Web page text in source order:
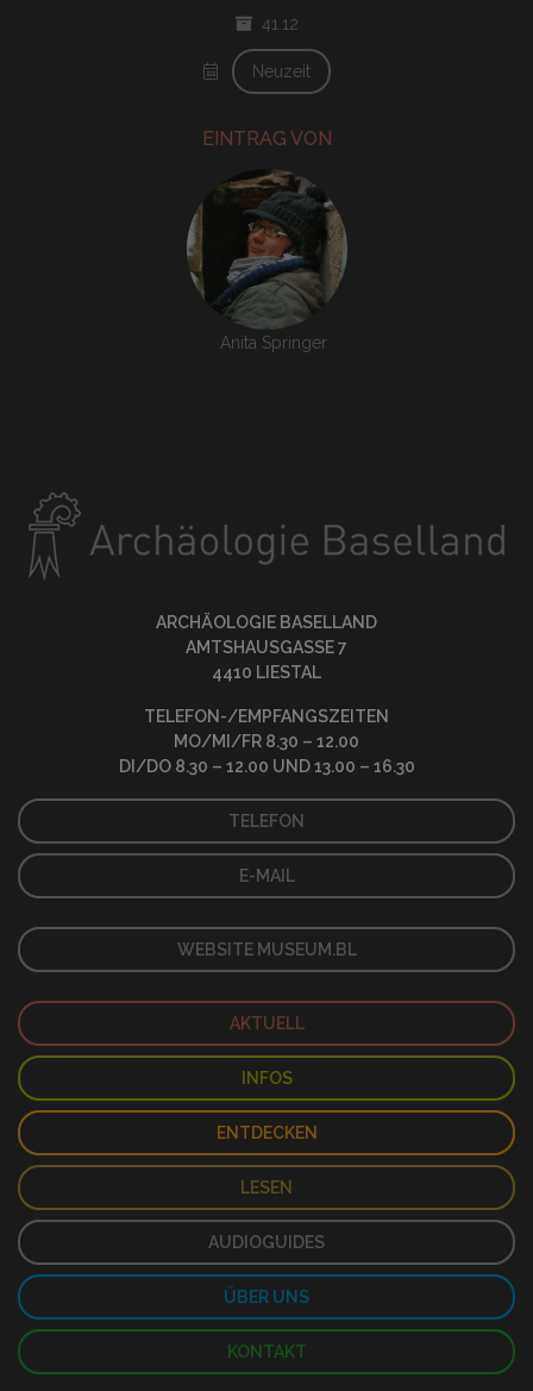
41.12
Neuzeit
EINTRAG VON
Anita Springer
ARCHÄOLOGIE BASELLAND
AMTSHAUSGASSE 7
4410 LIESTAL
TELEFON-/EMPFANGSZEITEN
MO/MI/FR 8.30 – 12.00
DI/DO 8.30 – 12.00 UND 13.00 – 16.30
TELEFON
E-MAIL
WEBSITE MUSEUM.BL
AKTUELL
INFOS
ENTDECKEN
LESEN
AUDIOGUIDES
ÜBER UNS
KONTAKT